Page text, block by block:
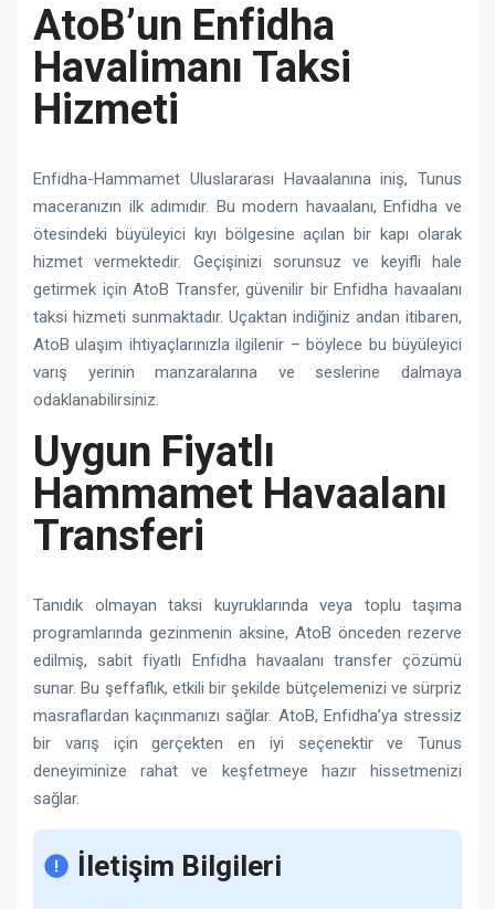
AtoB’un Enfidha
Havalimanı Taksi
Hizmeti
Enfidha-Hammamet Uluslararası Havaalanına iniş, Tunus
maceranızın ilk adımıdır. Bu modern havaalanı, Enfidha ve
ötesindeki büyüleyici kıyı bölgesine açılan bir kapı olarak
hizmet vermektedir. Geçişinizi sorunsuz ve keyifli hale
getirmek için AtoB Transfer, güvenilir bir Enfidha havaalanı
taksi hizmeti sunmaktadır. Uçaktan indiğiniz andan itibaren,
AtoB ulaşım ihtiyaçlarınızla ilgilenir – böylece bu büyüleyici
varış yerinin manzaralarına ve seslerine dalmaya
odaklanabilirsiniz.
Uygun Fiyatlı
Hammamet Havaalanı
Transferi
Tanıdık olmayan taksi kuyruklarında veya toplu taşıma
programlarında gezinmenin aksine, AtoB önceden rezerve
edilmiş, sabit fiyatlı Enfidha havaalanı transfer çözümü
sunar. Bu şeffaflık, etkili bir şekilde bütçelemenizi ve sürpriz
masraflardan kaçınmanızı sağlar. AtoB, Enfidha’ya stressiz
bir varış için gerçekten en iyi seçenektir ve Tunus
deneyiminize rahat ve keşfetmeye hazır hissetmenizi
sağlar.
İletişim Bilgileri